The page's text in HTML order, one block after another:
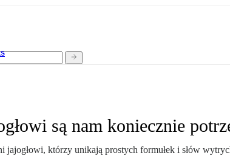
są nam koniecznie
jajogłowi, którzy unikają prostych formułek i słów